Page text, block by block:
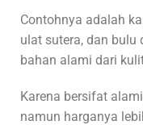
Contohnya adalah
ulat sutera, dan bulu
bahan alami dari
Karena bersifat
namun harganya